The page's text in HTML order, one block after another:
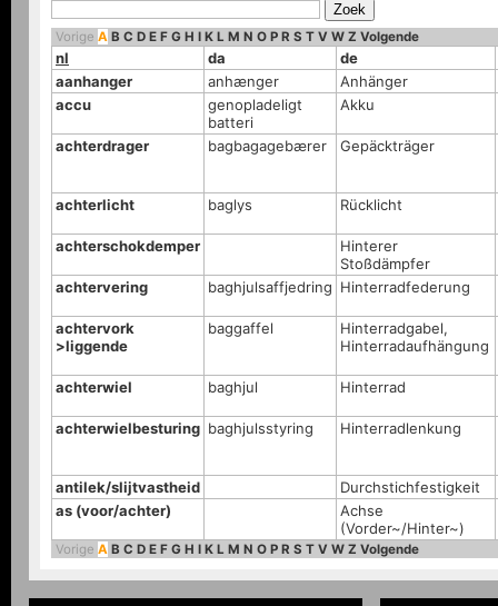
Vorige A B C D E F G H I K L M N O P R S T V W Z Volgende
nl da
de
aanhanger
anhænger
Anhänger
accu
genopladeligt
batteri
Akku
achterdrager bagbagagebærer Gepäckträger
achterlicht baglys Rücklicht
achterschokdemper
Hinterer
Stoßdämpfer
achtervering
baghjulsaffjedring Hinterradfederung
achtervork
>liggende
baggaffel
Hinterradgabel,
Hinterradaufhängung
achterwiel baghjul Hinterrad
achterwielbesturing baghjulsstyring Hinterradlenkung
antilek/slijtvastheid
Durchstichfestigkeit
as (voor/achter)
Achse
(Vorder~/Hinter~)
Vorige A B C D E F G H I K L M N O P R S T V W Z Volgende